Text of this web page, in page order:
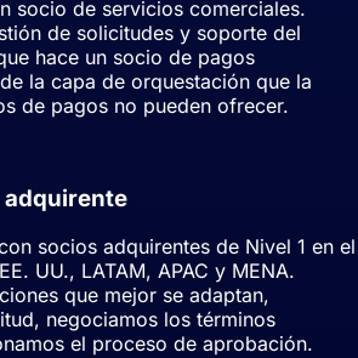
socio de servicios comerciales.
de solicitudes y soporte del
hace un socio de pagos
la capa de orquestación que la
de pagos no pueden ofrecer.
adquirente
socios adquirentes de Nivel 1 en el
UU., LATAM, APAC y MENA.
que mejor se adaptan,
negociamos los términos
el proceso de aprobación.